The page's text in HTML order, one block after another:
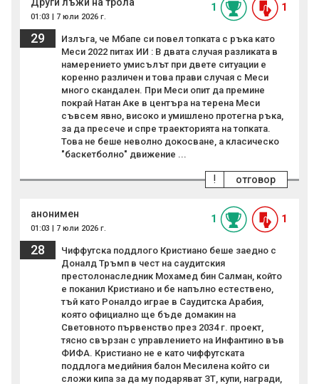
Други лъжи на трола
01:03 | 7 юли 2026 г.
1 1
29
Излъга, че Мбапе си повел топката с ръка като
Меси 2022 питах ИИ : В двата случая разликата в
намерението умисълът при двете ситуации е
коренно различен и това прави случая с Меси
много скандален. При Меси опит да премине
покрай Натан Аке в центъра на терена Меси
съвсем явно, високо и умишлено протегна ръка,
за да пресече и спре траекторията на топката.
Това не беше неволно докосване, а класическо
"баскетболно" движение ...
отговор
!
анонимен
01:03 | 7 юли 2026 г.
1 1
28
Чиффутска поддлого Кристиано беше заедно с
Доналд Тръмп в чест на саудитския
престолонаследник Мохамед бин Салман, който
е поканил Кристиано и бе напълно естествено,
тъй като Роналдо играе в Саудитска Арабия,
която официално ще бъде домакин на
Световното първенство през 2034 г. проект,
тясно свързан с управлението на Инфантино във
ФИФА. Кристиано не е като чиффутската
поддлога медийния балон Месилена който си
сложи кипа за да му подаряват ЗТ, купи, награди,